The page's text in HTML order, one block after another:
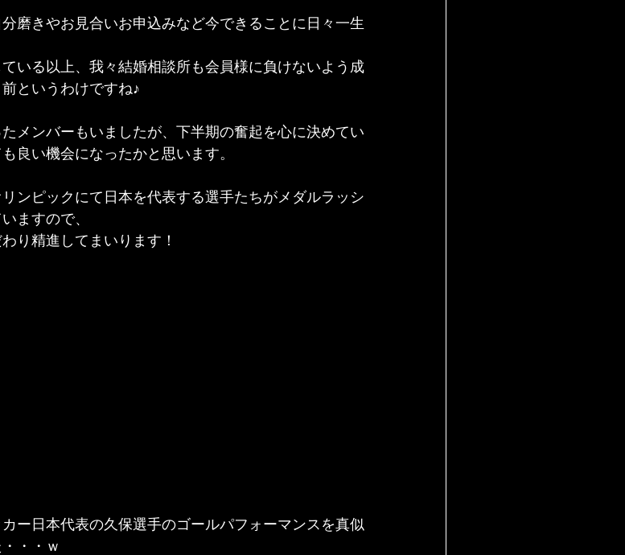
磨きやお見合いお申込みなど今できることに日々一生
いる以上、我々結婚相談所も会員様に負けないよう成
というわけですね♪
メンバーもいましたが、下半期の奮起を心に決めてい
良い機会になったかと思います。
ンピックにて日本を代表する選手たちがメダルラッシ
ますので、
り精進してまいります！
ー日本代表の久保選手のゴールパフォーマンスを真似
・・ｗ